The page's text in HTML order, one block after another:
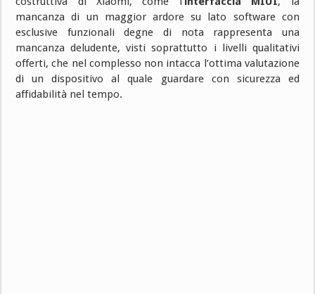
mancanza di un maggior ardore su lato software con
esclusive funzionali degne di nota rappresenta una
mancanza deludente, visti soprattutto i livelli qualitativi
offerti, che nel complesso non intacca l’ottima valutazione
di un dispositivo al quale guardare con sicurezza ed
affidabilità nel tempo.